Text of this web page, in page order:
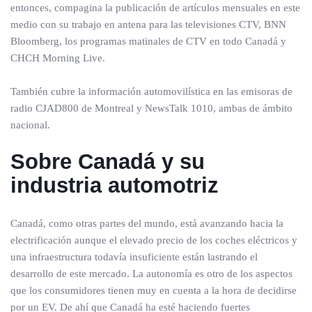
entonces, compagina la publicación de artículos mensuales en este
medio con su trabajo en antena para las televisiones CTV, BNN
Bloomberg, los programas matinales de CTV en todo Canadá y
CHCH Morning Live.
También cubre la información automovilística en las emisoras de
radio CJAD800 de Montreal y NewsTalk 1010, ambas de ámbito
nacional.
Sobre Canadáy su
industria automotriz
Canadá, como otras partes del mundo, está avanzando hacia la
electrificación aunque el elevado precio de los coches eléctricos y
una infraestructura todavía insuficiente están lastrando el
desarrollo de este mercado. La autonomía es otro de los aspectos
que los consumidores tienen muy en cuenta a la hora de decidirse
por un EV. De ahí que Canadá ha esté haciendo fuertes